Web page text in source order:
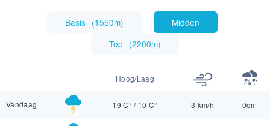
Basis (1550m)
Midden
Top (2200m)
Hoog/Laag
Vandaag 19 C° / 10 C° 3 km/h 0cm